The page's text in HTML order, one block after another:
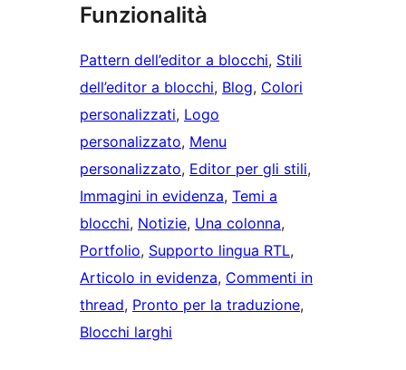
Funzionalità
Pattern dell’editor a blocchi, Stili
dell’editor a blocchi, Blog, Colori
personalizzati, Logo
personalizzato, Menu
personalizzato, Editor per gli stili
Immagini in evidenza, Temi a
blocchi, Notizie, Una colonna
Portfolio, Supporto lingua RTL
Articolo in evidenza, Commenti in
thread, Pronto per la traduzione
Blocchi larghi